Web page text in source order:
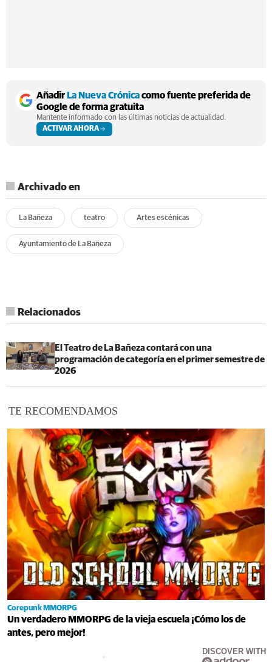
AñadirLa Nueva Crónicacomo fuente preferida de
Google de forma gratuita
Mantente informado con las últimas noticias de actualidad.
ACTIVAR AHORA
Archivado en
La Bañeza teatro Artes escénicas
Ayuntamiento de La Bañeza
Relacionados
El Teatro de La Bañeza contará con una
programación de categoría en el primer semestre de
2026
TE RECOMENDAMOS
Corepunk MMORPG
Un verdadero MMORPG de la vieja escuela ¡Cómo los de
antes, pero mejor!
DISCOVER WITH